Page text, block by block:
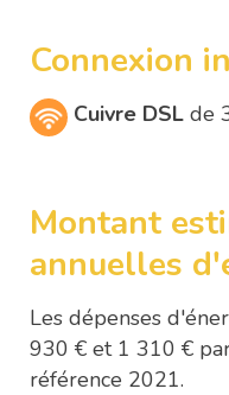
Connexion
Cuivre DSL de
Montant
annuelles
Les dépenses
930 € et 1 310 €
référence 2021.